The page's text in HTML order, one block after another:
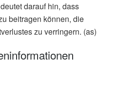
darauf hin, dass
beitragen können, die
zu verringern. (as)